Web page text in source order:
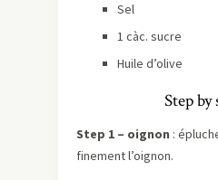
Sel
1 càc. sucre
Huile d’olive
Step by
Step 1 – oignon :
finement l’oignon.